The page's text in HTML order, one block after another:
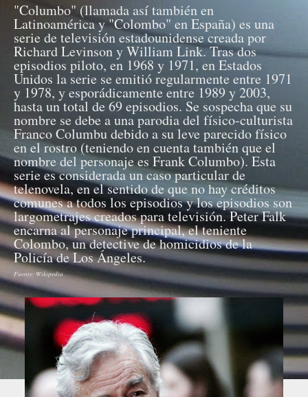
"Columbo" (llamada así también en
Latinoamérica y "Colombo" en España) es una
serie de televisión estadounidense creada por
Richard Levinson y William Link. Tras dos
episodios piloto, en 1968 y 1971, en Estados
Unidos la serie se emitió regularmente entre 1971
y 1978, y esporádicamente entre 1989 y 2003,
hasta un total de 69 episodios. Se sospecha que su
nombre se debe a una parodia del físico-culturista
Franco Columbu debido a su leve parecido físico
en el rostro (teniendo en cuenta también que el
nombre del personaje es Frank Columbo). Esta
serie es considerada un caso particular de
telenovela, en el sentido de que no hay créditos
comunes a todos los episodios y los episodios son
largometrajes creados para televisión. Peter Falk
encarna al personaje principal, el teniente
Colombo, un detective de homicidios de la
Policía de Los Ángeles.
Fuente: Wikipedia